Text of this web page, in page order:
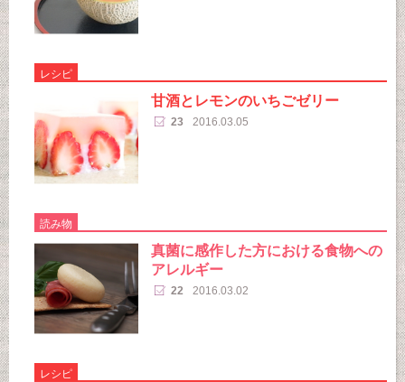
レシピ
甘酒とレモンのいちごゼリー
23 2016.03.05
読み物
真菌に感作した方における食物への
アレルギー
22 2016.03.02
レシピ